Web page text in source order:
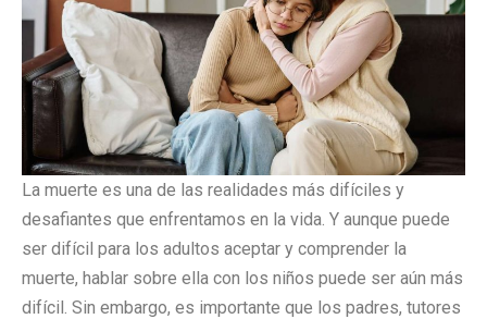
La muerte es una de las realidades más difíciles y
desafiantes que enfrentamos en la vida. Y aunque puede
ser difícil para los adultos aceptar y comprender la
muerte, hablar sobre ella con los niños puede ser aún más
difícil. Sin embargo, es importante que los padres, tutores